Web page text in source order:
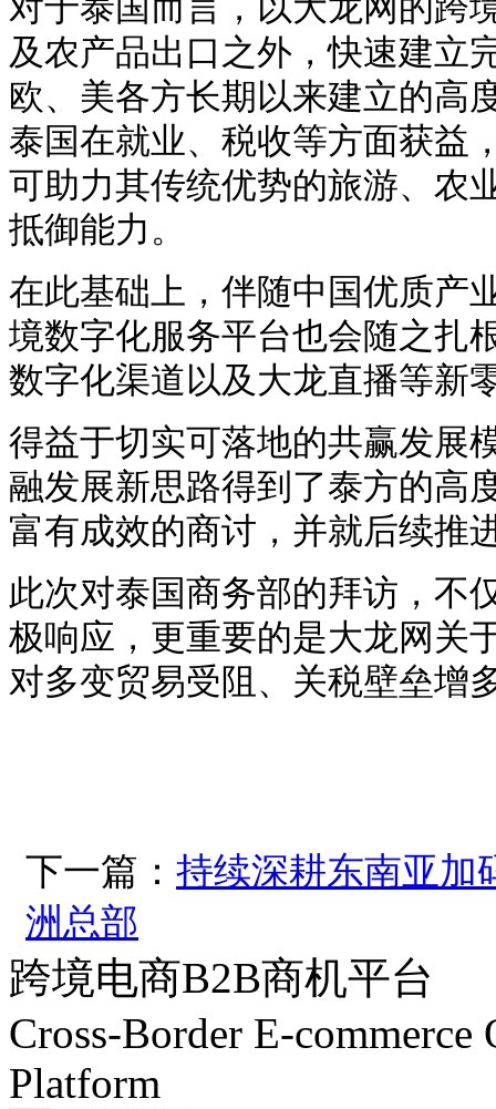
对于泰国而言，以大龙网的跨
及农产品出口之外，快速建立
欧、美各方长期以来建立的高
泰国在就业、税收等方面获益
可助力其传统优势的旅游、农
抵御能力。
在此基础上，伴随中国优质产
境数字化服务平台也会随之扎
数字化渠道以及大龙直播等新
得益于切实可落地的共赢发展
融发展新思路得到了泰方的高
富有成效的商讨，并就后续推
此次对泰国商务部的拜访，不
极响应，更重要的是大龙网关
对多变贸易受阻、关税壁垒增
下一篇： 持续深耕东南亚加
洲总部
跨境电商B2B商机平台
Cross-Border E-
Platform